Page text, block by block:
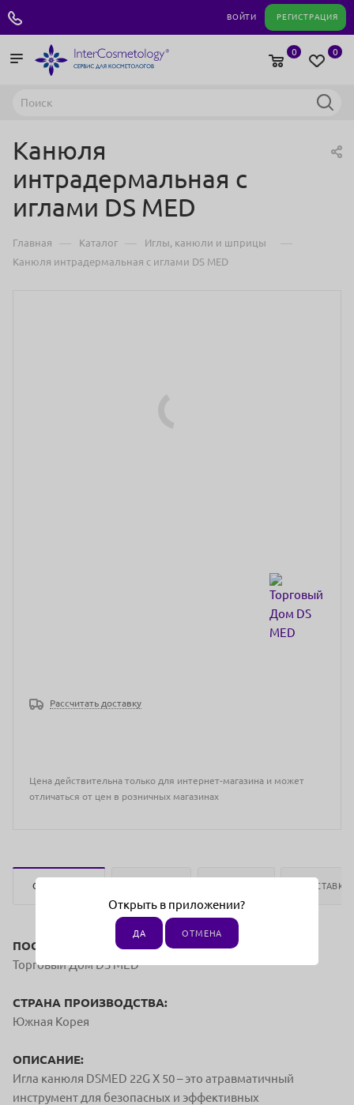
ВОЙТИ РЕГИСТРАЦИЯ
0
0
Канюля
интрадермальная с
иглами DS MED
Главная — Каталог — Иглы, канюли и шприцы —
Канюля интрадермальная с иглами DS MED
Рассчитать доставку
Цена действительна только для интернет-магазина и может
отличаться от цен в розничных магазинах
ОПИСАНИЕ ДОСТАВКА
ПОСТАВЩИК:
Торговый Дом DS MED
СТРАНА ПРОИЗВОДСТВА:
Южная Корея
ОПИСАНИЕ:
Игла канюля DSMED 22G X 50 – это атравматичный
инструмент для безопасных и эффективных
Открыть в приложении?
ДА ОТМЕНА